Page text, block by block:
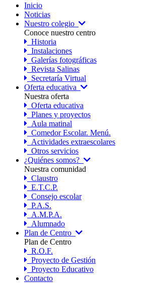
Inicio
Noticias
Nuestro colegio
Conoce nuestro centro
Historia
Instalaciones
Galerías fotográficas
Revista Salinas
Secretaría Virtual
Oferta educativa
Nuestra oferta
Oferta educativa
Planes y proyectos
Aula matinal
Comedor Escolar. Menú.
Actividades extraescolares
Otros servicios
¿Quiénes somos?
Nuestra comunidad
Claustro
E.T.C.P.
Consejo escolar
P.A.S.
A.M.P.A.
Alumnado
Plan de Centro
Plan de Centro
R.O.F.
Proyecto de Gestión
Proyecto Educativo
Contacto